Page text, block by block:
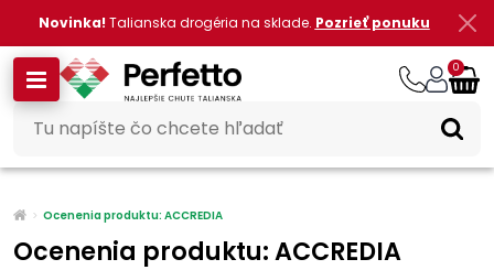
Novinka! Talianska drogéria na sklade. Pozrieť ponuku
0
Ocenenia produktu: ACCREDIA
Ocenenia produktu: ACCREDIA